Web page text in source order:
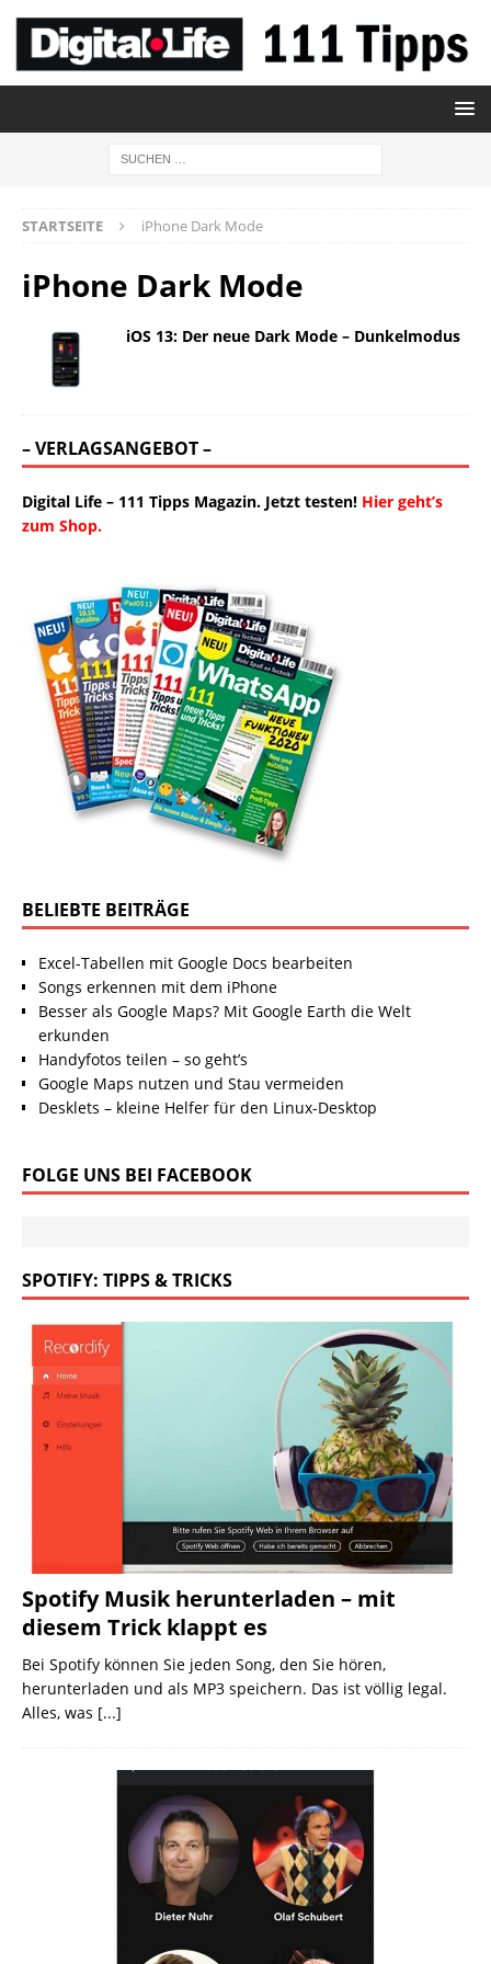
STARTSEITE iPhone Dark Mode
iPhone Dark Mode
iOS 13: Der neue Dark Mode – Dunkelmodus
– VERLAGSANGEBOT –
Digital Life – 111 Tipps Magazin. Jetzt testen! Hier geht’s
zum Shop.
BELIEBTE BEITRÄGE
Excel-Tabellen mit Google Docs bearbeiten
Songs erkennen mit dem iPhone
Besser als Google Maps? Mit Google Earth die Welt
erkunden
Handyfotos teilen – so geht’s
Google Maps nutzen und Stau vermeiden
Desklets – kleine Helfer für den Linux-Desktop
FOLGE UNS BEI FACEBOOK
SPOTIFY: TIPPS & TRICKS
Spotify Musik herunterladen – mit
diesem Trick klappt es
Bei Spotify können Sie jeden Song, den Sie hören,
herunterladen und als MP3 speichern. Das ist völlig legal.
Alles, was [...]